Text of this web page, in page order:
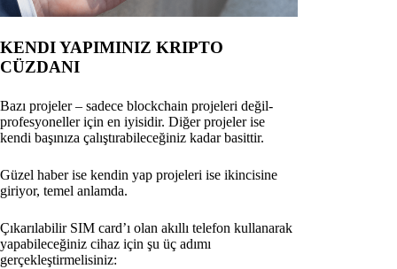
KENDI YAPIMINIZ KRIPTO
CÜZDANI
Bazı projeler – sadece blockchain projeleri değil-
profesyoneller için en iyisidir. Diğer projeler ise
kendi başınıza çalıştırabileceğiniz kadar basittir.
Güzel haber ise kendin yap projeleri ise ikincisine
giriyor, temel anlamda.
Çıkarılabilir SIM card’ı olan akıllı telefon kullanarak
yapabileceğiniz cihaz için şu üç adımı
gerçekleştirmelisiniz: